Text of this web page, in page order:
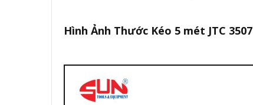
Hình Ảnh Thước Kéo 5 mét JTC 3507